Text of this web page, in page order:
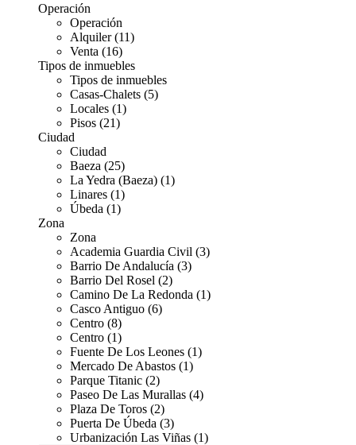
Operación
Operación
Alquiler (11)
Venta (16)
Tipos de inmuebles
Tipos de inmuebles
Casas-Chalets (5)
Locales (1)
Pisos (21)
Ciudad
Ciudad
Baeza (25)
La Yedra (Baeza) (1)
Linares (1)
Úbeda (1)
Zona
Zona
Academia Guardia Civil (3)
Barrio De Andalucía (3)
Barrio Del Rosel (2)
Camino De La Redonda (1)
Casco Antiguo (6)
Centro (8)
Centro (1)
Fuente De Los Leones (1)
Mercado De Abastos (1)
Parque Titanic (2)
Paseo De Las Murallas (4)
Plaza De Toros (2)
Puerta De Úbeda (3)
Urbanización Las Viñas (1)